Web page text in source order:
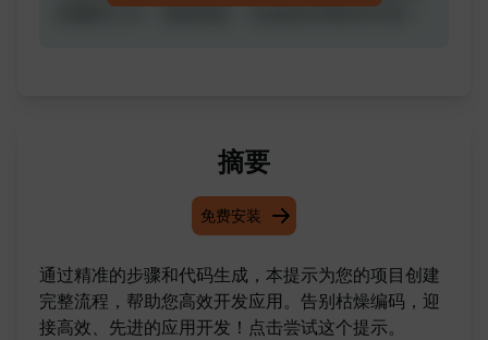
的编码工作，迎接高效、先进的应用程序开发！
摘要
免费安装
通过精准的步骤和代码生成，本提示为您的项目创建
完整流程，帮助您高效开发应用。告别枯燥编码，迎
接高效、先进的应用开发！点击尝试这个提示。